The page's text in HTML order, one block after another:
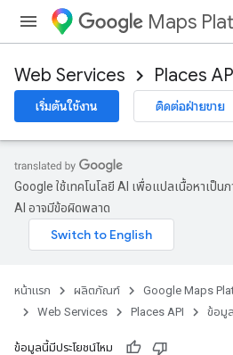
Maps
Web Services Places
เริ่มต้นใช้งาน ติดต่อฝ่ายขาย
Google ใช้เทคโนโลยี AI เพื่อแปลเนื้อหาเป็
AI อาจมีข้อผิดพลาด
หน้าแรก ผลิตภัณฑ์ Google Maps
Web Services
Places API ข้อมู
ข้อมูลนี้มีประโยชน์ไหม